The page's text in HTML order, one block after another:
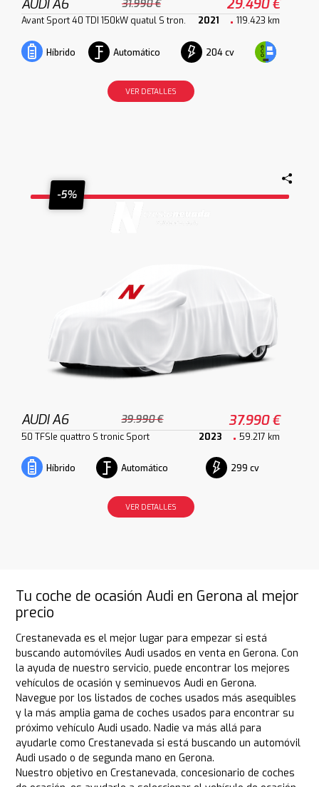
AUDI A6 31.990 € 29.490 €
Avant Sport 40 TDI 150kW quatul S tron. 2021 119.423 km
Híbrido Automático 204 cv
VER DETALLES
-5%
AUDI A6 39.990 € 37.990 €
50 TFSIe quattro S tronic Sport 2023 59.217 km
Híbrido Automático 299 cv
VER DETALLES
Tu coche de ocasión Audi en Gerona al mejor
precio
Crestanevada es el mejor lugar para empezar si está
buscando automóviles Audi usados en venta en Gerona. Con
la ayuda de nuestro servicio, puede encontrar los mejores
vehículos de ocasión y seminuevos Audi en Gerona.
Navegue por los listados de coches usados más asequibles
y la más amplia gama de coches usados para encontrar su
próximo vehículo Audi usado. Nadie va más allá para
ayudarle como Crestanevada si está buscando un automóvil
Audi usado o de segunda mano en Gerona.
Nuestro objetivo en Crestanevada, concesionario de coches